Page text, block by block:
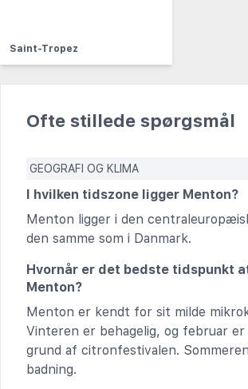
Saint-Tropez
Ofte stillede spørgsmål
GEOGRAFI OG KLIMA
I hvilken tidszone ligger Menton?
Menton ligger i den
den samme som i Danmark.
Hvornår er det bedste tidspunkt
Menton?
Menton er kendt for sit milde
Vinteren er behagelig, og februar
grund af citronfestivalen.
badning.